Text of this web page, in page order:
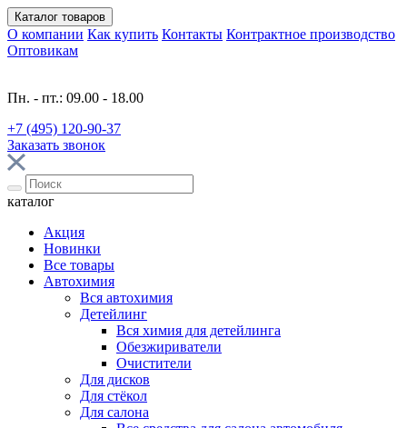
Каталог товаров
О компании Как купить Контакты Контрактное производство
Оптовикам
Пн. - пт.: 09.00 - 18.00
+7 (495) 120-90-37
Заказать звонок
каталог
Акция
Новинки
Все товары
Автохимия
Вся автохимия
Детейлинг
Вся химия для детейлинга
Обезжириватели
Очистители
Для дисков
Для стёкол
Для салона